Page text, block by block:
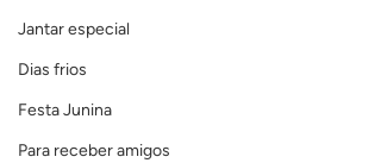
Jantar especial
Dias frios
Festa Junina
Para receber amigos